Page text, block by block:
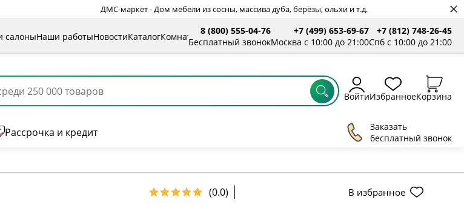
ДМС-маркет - Дом мебели из сосны, массива дуба, берёзы, ольхи и т.д.
салоныНаши работыНовостиКаталогКомнаты
8 (800) 555-04-76
Бесплатный звонок
+7 (499) 653-69-67
Москва с 10:00 до 21:00
+7 (812) 748-26-45
Спб с 10:00 до 21:00
ВойтиИзбранноеКорзина
Рассрочка и кредит
Заказать
бесплатный звонок
(0.0) В избранное